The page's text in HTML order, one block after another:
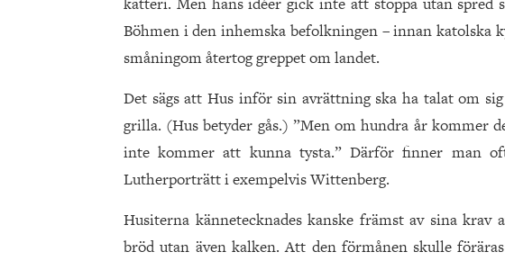
Böhmen i den inhemska befolkningen – innan katolska
småningom återtog greppet om landet.
Det sägs att Hus inför sin avrättning ska ha talat om
grilla. (Hus betyder gås.) ”Men om hundra år kommer
inte kommer att kunna tysta.” Därför finner man
Lutherporträtt i exempelvis Wittenberg.
Husiterna kännetecknades kanske främst av sina
bröd utan även kalken. Att den förmånen skulle